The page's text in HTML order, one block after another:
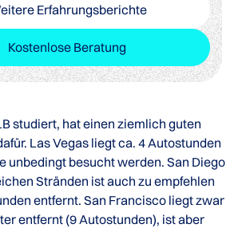
Erfahrungsberichte
Kostenlose Beratung
studiert, hat einen ziemlich guten
Las Vegas liegt ca. 4 Autostunden
unbedingt besucht werden. San Diego
Stränden ist auch zu empfehlen
entfernt. San Francisco liegt zwar
entfernt (9 Autostunden), ist aber